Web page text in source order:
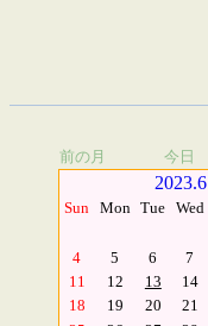
前の月 今日
2023.6
Sun Mon Tue Wed
4
5 6 7
11
12 13 14
18
19 20 21